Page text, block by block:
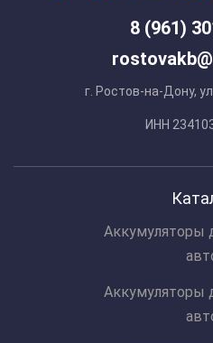
8 (961)
г. Ростов-на-Дону,
ИНН
Аккумуляторы
Аккумуляторы